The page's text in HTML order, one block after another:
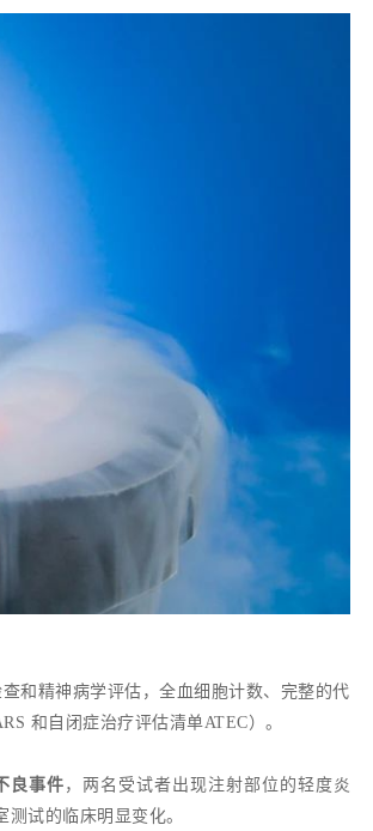
和精神病学评估，全血细胞计数、完整的代
和自闭症治疗评估清单ATEC）。
良事件 ，两名受试者出现注射部位的轻度炎
试的临床明显变化。